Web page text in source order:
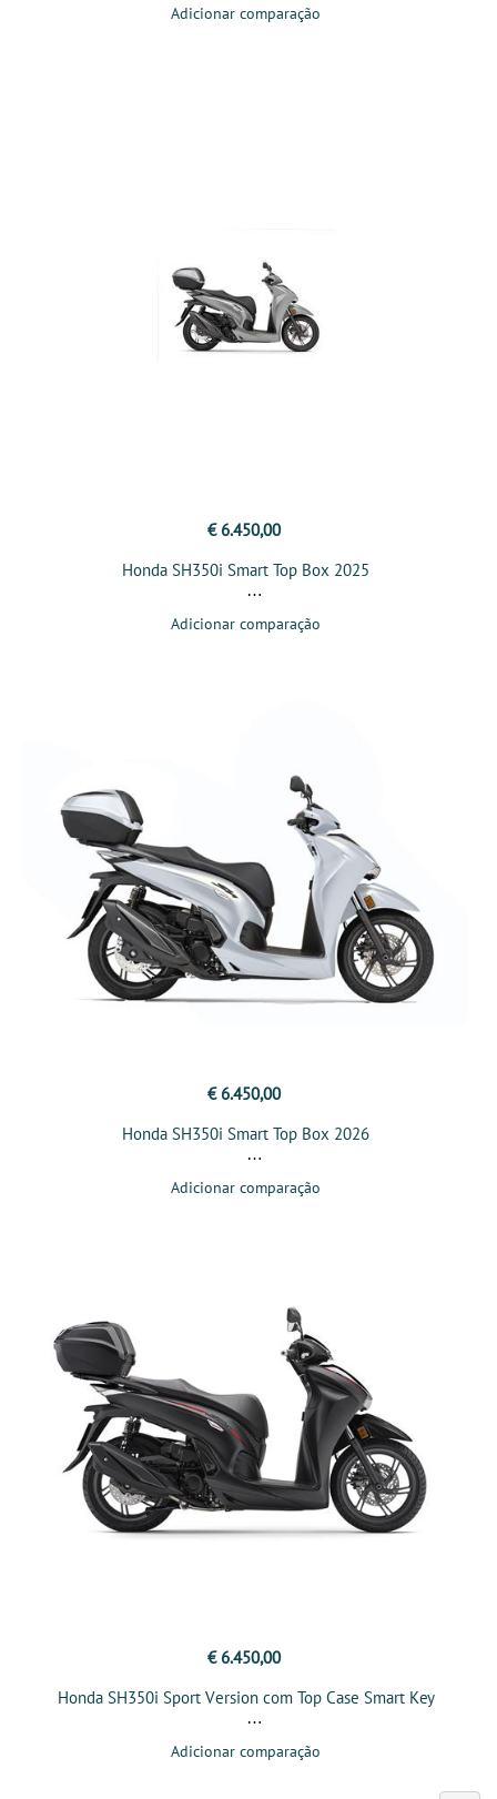
Adicionar comparação
€ 6.450,00
Honda SH350i Smart Top Box 2025
Adicionar comparação
€ 6.450,00
Honda SH350i Smart Top Box 2026
Adicionar comparação
€ 6.450,00
Honda SH350i Sport Version com Top Case Smart Key
Adicionar comparação